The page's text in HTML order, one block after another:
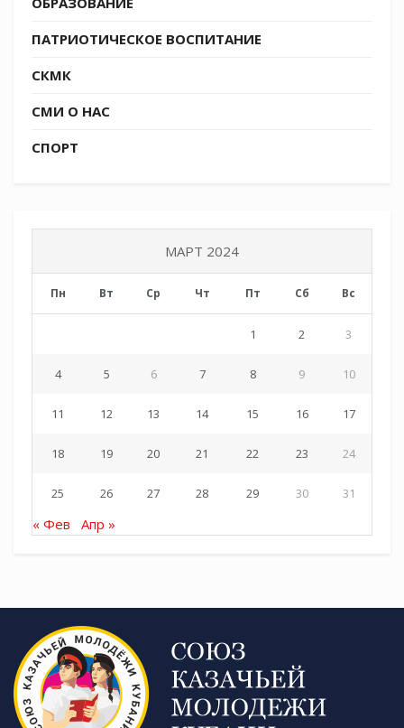
ПАТРИОТИЧЕСКОЕ ВОСПИТАНИЕ
СКМК
СМИ О НАС
СПОРТ
МАРТ 2024
Пн Вт Ср Чт Пт Сб Вс
1 2 3
4 5 6 7 8 9 10
11 12 13 14 15 16 17
18 19 20 21 22 23 24
25 26 27 28 29 30 31
« Фев Апр »